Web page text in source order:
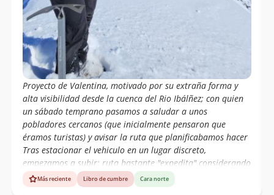
Proyecto de Valentina, motivado por su extraña forma y
alta visibilidad desde la cuenca del Rio Ibálñez; con quien
un sábado temprano pasamos a saludar a unos
pobladores cercanos (que inicialmente pensaron que
éramos turistas) y avisar la ruta que planificabamos hacer
Tras estacionar el vehiculo en un lugar discreto,
empezamos a subir; ruta bastante "expedita" considerando
lo amigable de transitar que es el bosque de lenga/ñire
Tras salir del bosque, empezamos a subir a las faldas del
Más reciente Libro de cumbre Cara norte